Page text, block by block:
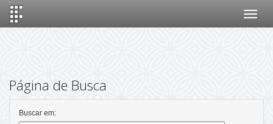
Página de Busca
Buscar em: